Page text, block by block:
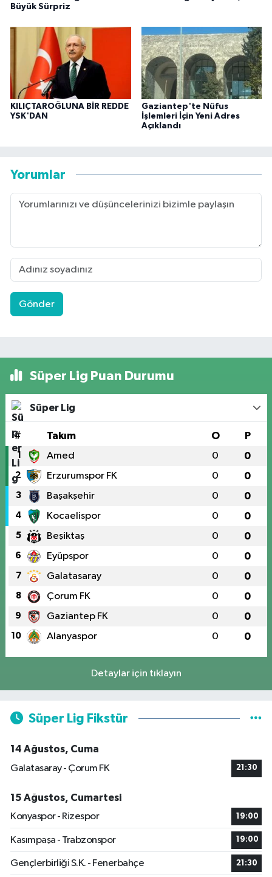
Büyük Sürpriz
KILIÇTAROĞLUNA BİR REDDE
YSK'DAN
Gaziantep'te Nüfus
İşlemleri İçin Yeni Adres
Açıklandı
Yorumlar
Gönder
Süper Lig Puan Durumu
Süper Lig
# Takım O P
1 Amed 0 0
2 Erzurumspor FK 0 0
3 Başakşehir 0 0
4 Kocaelispor 0 0
5 Beşiktaş 0 0
6 Eyüpspor 0 0
7 Galatasaray 0 0
8 Çorum FK 0 0
9 Gaziantep FK 0 0
10 Alanyaspor 0 0
Detaylar için tıklayın
Süper Lig Fikstür
14 Ağustos, Cuma
Galatasaray - Çorum FK
21:30
15 Ağustos, Cumartesi
Konyaspor - Rizespor
19:00
Kasımpaşa - Trabzonspor 19:00
Gençlerbirliği S.K. - Fenerbahçe 21:30